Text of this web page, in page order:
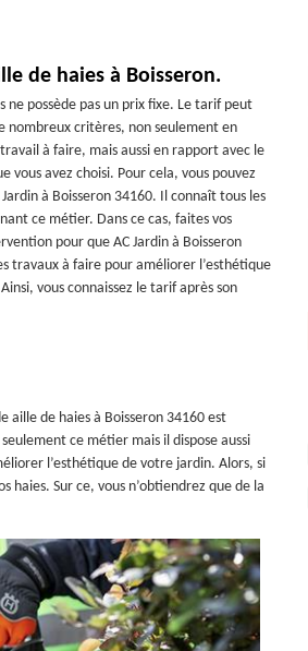
de haies à Boisseron.
ne possède pas un prix fixe. Le tarif peut
nombreux critères, non seulement en
à faire, mais aussi en rapport avec le
vous avez choisi. Pour cela, vous pouvez
à Boisseron 34160. Il connaît tous les
ce métier. Dans ce cas, faites vos
pour que AC Jardin à Boisseron
travaux à faire pour améliorer l’esthétique
vous connaissez le tarif après son
aille de haies à Boisseron 34160 est
ce métier mais il dispose aussi
l’esthétique de votre jardin. Alors, si
haies. Sur ce, vous n’obtiendrez que de la